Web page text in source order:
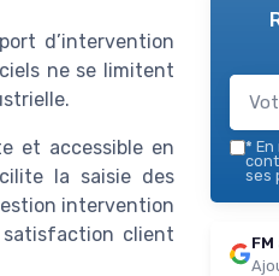
d’intervention
ne se limitent
et accessible en
la saisie des
intervention
client
* En
ses
FM